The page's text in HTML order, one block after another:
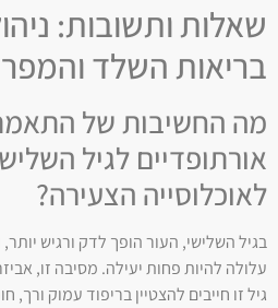
שאלות ותשובות:
בריאות השלד
מה החשיבות של
אורתופדיים לגיל
לאוכלוסייה הצעירה?
בגיל השלישי, העור הופך לדק ורגיש
עלולה להיות פחות יעילה. מסיבה זו,
גיל זו חייבים להצטיין בריפוד עמוק ורך,